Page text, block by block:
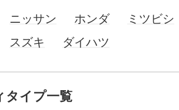
ニッサン ホンダ
ミツビシ
スズキ ダイハツ
タイプ一覧